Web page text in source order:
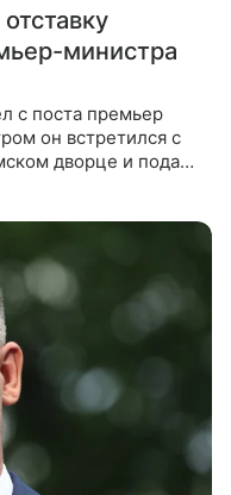
министра
с поста премьер
он встретился с
дворце и подал